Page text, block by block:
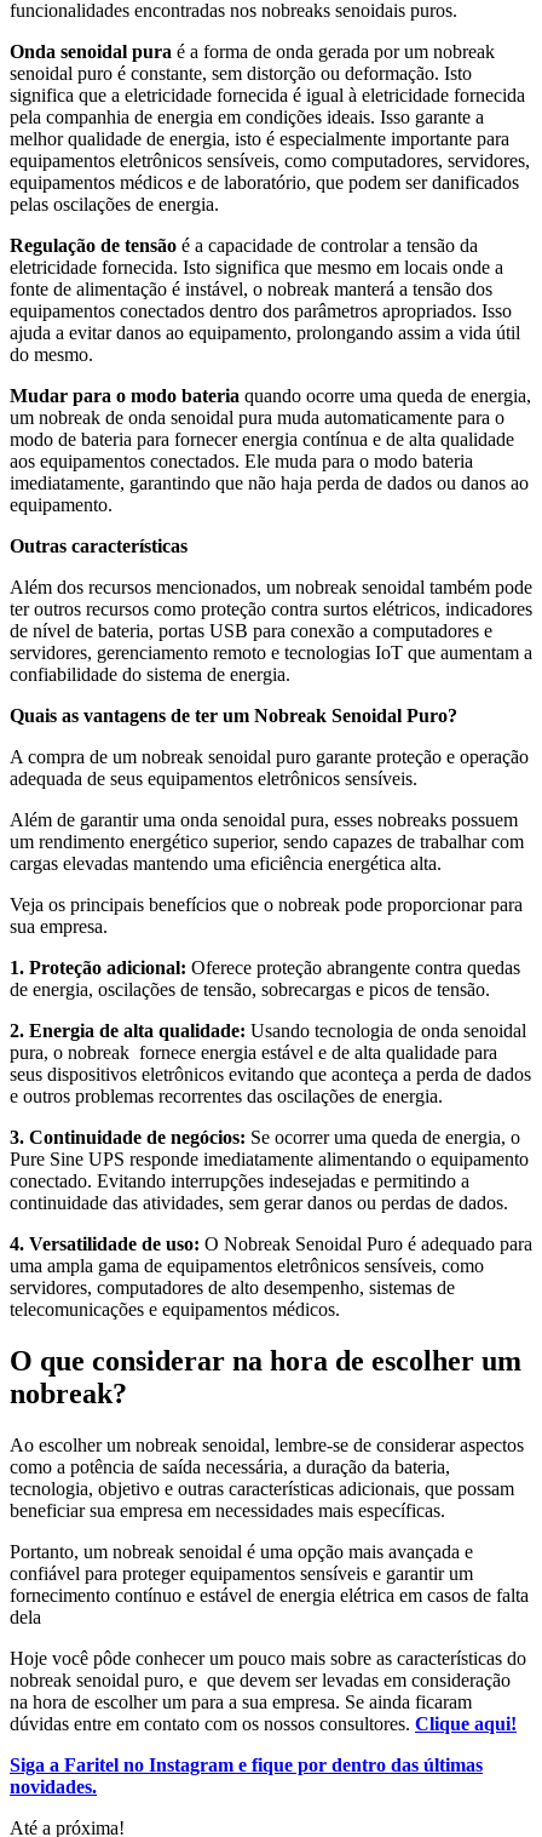
funcionalidades encontradas nos nobreaks senoidais puros.
Onda senoidal pura é a forma de onda gerada por um nobreak
senoidal puro é constante, sem distorção ou deformação. Isto
significa que a eletricidade fornecida é igual à eletricidade fornecida
pela companhia de energia em condições ideais. Isso garante a
melhor qualidade de energia, isto é especialmente importante para
equipamentos eletrônicos sensíveis, como computadores, servidores,
equipamentos médicos e de laboratório, que podem ser danificados
pelas oscilações de energia.
Regulação de tensão é a capacidade de controlar a tensão da
eletricidade fornecida. Isto significa que mesmo em locais onde a
fonte de alimentação é instável, o nobreak manterá a tensão dos
equipamentos conectados dentro dos parâmetros apropriados. Isso
ajuda a evitar danos ao equipamento, prolongando assim a vida útil
do mesmo.
Mudar para o modo bateria quando ocorre uma queda de energia,
um nobreak de onda senoidal pura muda automaticamente para o
modo de bateria para fornecer energia contínua e de alta qualidade
aos equipamentos conectados. Ele muda para o modo bateria
imediatamente, garantindo que não haja perda de dados ou danos ao
equipamento.
Outras características
Além dos recursos mencionados, um nobreak senoidal também pode
ter outros recursos como proteção contra surtos elétricos, indicadores
de nível de bateria, portas USB para conexão a computadores e
servidores, gerenciamento remoto e tecnologias IoT que aumentam a
confiabilidade do sistema de energia.
Quais as vantagens de ter um Nobreak Senoidal Puro?
A compra de um nobreak senoidal puro garante proteção e operação
adequada de seus equipamentos eletrônicos sensíveis.
Além de garantir uma onda senoidal pura, esses nobreaks possuem
um rendimento energético superior, sendo capazes de trabalhar com
cargas elevadas mantendo uma eficiência energética alta.
Veja os principais benefícios que o nobreak pode proporcionar para
sua empresa.
1. Proteção adicional: Oferece proteção abrangente contra quedas
de energia, oscilações de tensão, sobrecargas e picos de tensão.
2. Energia de alta qualidade: Usando tecnologia de onda senoidal
pura, o nobreak fornece energia estável e de alta qualidade para
seus dispositivos eletrônicos evitando que aconteça a perda de dados
e outros problemas recorrentes das oscilações de energia.
3. Continuidade de negócios: Se ocorrer uma queda de energia, o
Pure Sine UPS responde imediatamente alimentando o equipamento
conectado. Evitando interrupções indesejadas e permitindo a
continuidade das atividades, sem gerar danos ou perdas de dados.
4. Versatilidade de uso: O Nobreak Senoidal Puro é adequado para
uma ampla gama de equipamentos eletrônicos sensíveis, como
servidores, computadores de alto desempenho, sistemas de
telecomunicações e equipamentos médicos.
O que considerar na hora de escolher um
nobreak?
Ao escolher um nobreak senoidal, lembre-se de considerar aspectos
como a potência de saída necessária, a duração da bateria,
tecnologia, objetivo e outras características adicionais, que possam
beneficiar sua empresa em necessidades mais específicas.
Portanto, um nobreak senoidal é uma opção mais avançada e
confiável para proteger equipamentos sensíveis e garantir um
fornecimento contínuo e estável de energia elétrica em casos de falta
dela
Hoje você pôde conhecer um pouco mais sobre as características do
nobreak senoidal puro, e que devem ser levadas em consideração
na hora de escolher um para a sua empresa. Se ainda ficaram
dúvidas entre em contato com os nossos consultores. Clique aqui!
Siga a Faritel no Instagram e fique por dentro das últimas
novidades.
Até a próxima!